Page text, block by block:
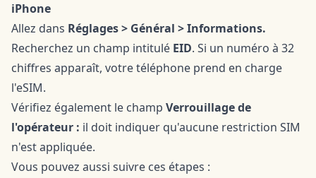
iPhone
Allez dans Réglages > Général > Informations.
Recherchez un champ intitulé EID. Si un numéro à 32
chiffres apparaît, votre téléphone prend en charge
l'eSIM.
Vérifiez également le champ Verrouillage de
l'opérateur : il doit indiquer qu'aucune restriction SIM
n'est appliquée.
Vous pouvez aussi suivre ces étapes :